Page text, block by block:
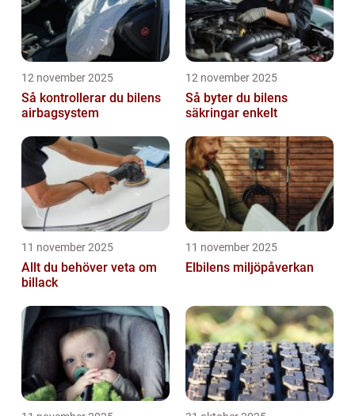
12 november 2025
Så kontrollerar du bilens
airbagsystem
12 november 2025
Så byter du bilens
säkringar enkelt
11 november 2025
Allt du behöver veta om
billack
11 november 2025
Elbilens miljöpåverkan